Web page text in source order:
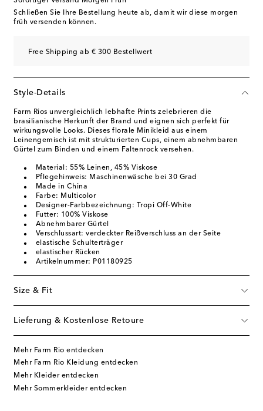
Schließen Sie Ihre Bestellung heute ab, damit wir diese morgen
früh versenden können.
Free Shipping ab € 300 Bestellwert
Style-Details
Farm Rios unvergleichlich lebhafte Prints zelebrieren die
brasilianische Herkunft der Brand und eignen sich perfekt für
wirkungsvolle Looks. Dieses florale Minikleid aus einem
Leinengemisch ist mit strukturierten Cups, einem abnehmbaren
Gürtel zum Binden und einem Faltenrock versehen.
Material: 55% Leinen, 45% Viskose
Pflegehinweis: Maschinenwäsche bei 30 Grad
Made in China
Farbe: Multicolor
Designer-Farbbezeichnung: Tropi Off-White
Futter: 100% Viskose
Abnehmbarer Gürtel
Verschlussart: verdeckter Reißverschluss an der Seite
elastische Schulterträger
elastischer Rücken
Artikelnummer: P01180925
Size & Fit
Lieferung & Kostenlose Retoure
Mehr Farm Rio entdecken
Mehr Farm Rio Kleidung entdecken
Mehr Kleider entdecken
Mehr Sommerkleider entdecken